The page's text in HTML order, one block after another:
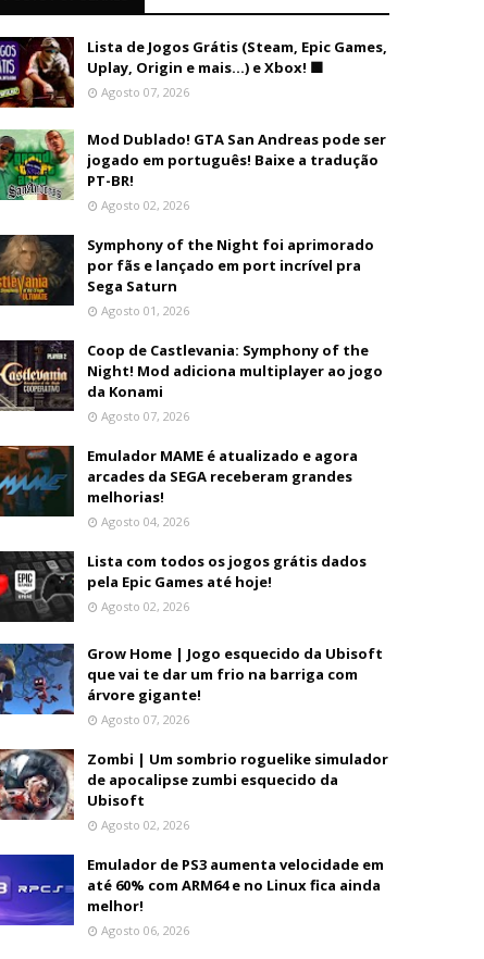
Lista de Jogos Grátis (Steam, Epic Games,
Uplay, Origin e mais...) e Xbox! 🟩
Agosto 07, 2026
Mod Dublado! GTA San Andreas pode ser
jogado em português! Baixe a tradução
PT-BR!
Agosto 02, 2026
Symphony of the Night foi aprimorado
por fãs e lançado em port incrível pra
Sega Saturn
Agosto 01, 2026
Coop de Castlevania: Symphony of the
Night! Mod adiciona multiplayer ao jogo
da Konami
Agosto 07, 2026
Emulador MAME é atualizado e agora
arcades da SEGA receberam grandes
melhorias!
Agosto 04, 2026
Lista com todos os jogos grátis dados
pela Epic Games até hoje!
Agosto 02, 2026
Grow Home | Jogo esquecido da Ubisoft
que vai te dar um frio na barriga com
árvore gigante!
Agosto 07, 2026
Zombi | Um sombrio roguelike simulador
de apocalipse zumbi esquecido da
Ubisoft
Agosto 02, 2026
Emulador de PS3 aumenta velocidade em
até 60% com ARM64 e no Linux fica ainda
melhor!
Agosto 06, 2026